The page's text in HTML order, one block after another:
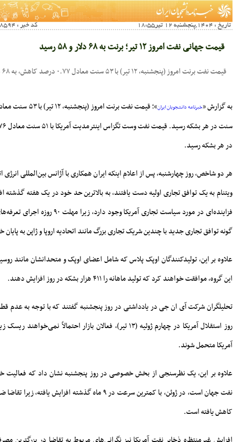
تاریخ : 1404,پنجشنبه 12 تير18:55 کد خبر : 538594 - سرویس خبری : آخرین اخبار اقتصادی
قیمت جهانی نفت امروز ۱۲ تیر؛ برنت به ۶۸ دلار و ۵۸ رسید
قیمت نفت برنت امروز (پنجشنبه، ۱۲ تیر) با ۵۳ سنت معادل ۰.۷۷ درصد کاهش، به ۶۸ دلار و ۵۸ سنت در هر بشکه رسید.
به گزارش «خبرنامه دانشجویان ایران
در هر بشکه رسید.
هر دو شاخص، روز چهارشنبه، پس از اعلام اینکه ایران همکاری با آژانس بین‌المللی انرژی
ویتنام به یک توافق تجاری اولیه دست یافتند، به بالاترین حد خود در یک هفته گذشته
گونه توافق تجاری جدید با چندین شریک تجاری بزرگ مانند اتحادیه اروپا و ژاپن به
علاوه بر این، تولیدکنندگان اوپک پلاس که شامل اعضای اوپک و متحدانشان مانند
این گروه، موافقت خواهند کرد که تولید ماهانه را ۴۱۱ هزار بشکه در روز افزایش دهند.
تحلیلگران شرکت آی ان جی در یادداشتی در روز پنجشنبه گفتند که با توجه به عدم
روز استقلال آمریکا در چهارم ژوئیه (۱۳ تیر)، فعالان بازار
آمریکا متحمل شوند.
علاوه بر این، یک نظرسنجی از بخش خصوصی در روز پنجشنبه نشان داد که فعالیت
نفت جهان است، در ژوئن، با کمترین سرعت در ۹ ماه گذشته
کاهش یافته است.